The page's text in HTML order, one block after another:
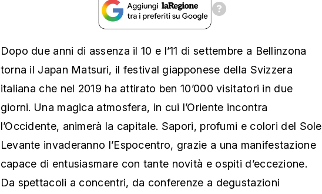
Dopo due anni di assenza il 10 e l’11 di settembre a Bellinzona
torna il Japan Matsuri, il festival giapponese della Svizzera
italiana che nel 2019 ha attirato ben 10’000 visitatori in due
giorni. Una magica atmosfera, in cui l’Oriente incontra
l’Occidente, animerà la capitale. Sapori, profumi e colori del Sole
Levante invaderanno l’Espocentro, grazie a una manifestazione
capace di entusiasmare con tante novità e ospiti d’eccezione.
Da spettacoli a concentri, da conferenze a degustazioni